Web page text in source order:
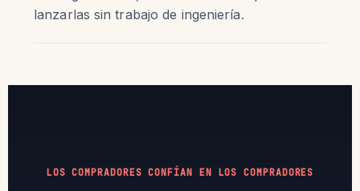
lanzarlas sin trabajo de ingeniería.
LOS COMPRADORES CONFÍAN EN LOS COMPRADORES